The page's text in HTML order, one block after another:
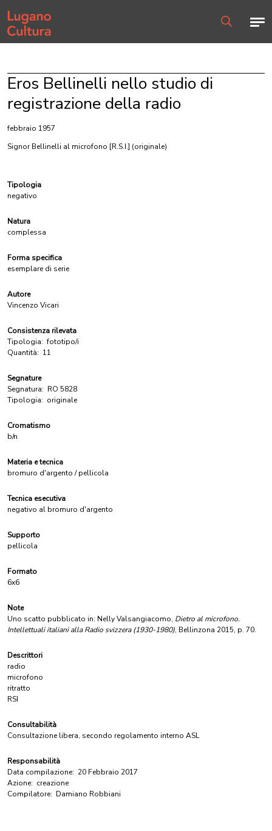
Home page
Eros Bellinelli nello studio di
registrazione della radio
febbraio 1957
Signor Bellinelli al microfono [R.S.I.] (originale)
Tipologia
negativo
Natura
complessa
Forma specifica
esemplare di serie
Autore
Vincenzo Vicari
Consistenza rilevata
Tipologia: fototipo/i
Quantità: 11
Segnature
Segnatura: RO 5828
Tipologia: originale
Cromatismo
b/n
Materia e tecnica
bromuro d'argento / pellicola
Tecnica esecutiva
negativo al bromuro d'argento
Supporto
pellicola
Formato
6x6
Note
Uno scatto pubblicato in: Nelly Valsangiacomo, Dietro al microfono.
Intellettuali italiani alla Radio svizzera (1930-1980), Bellinzona 2015, p. 70.
Descrittori
radio
microfono
ritratto
RSI
Consultabilità
Consultazione libera, secondo regolamento interno ASL
Responsabilità
Data compilazione: 20 Febbraio 2017
Azione: creazione
Compilatore: Damiano Robbiani